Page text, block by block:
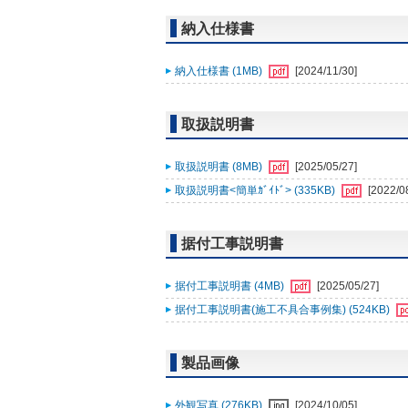
納入仕様書
納入仕様書 (1MB) [2024/11/30]
取扱説明書
取扱説明書 (8MB)
[2025/05/27]
取扱説明書<簡単ｶﾞｲﾄﾞ> (335KB)
[2022/
据付工事説明書
据付工事説明書 (4MB)
[2025/05/27]
据付工事説明書(施工不具合事例集) (524KB)
製品画像
外観写真 (276KB) [2024/10/05]